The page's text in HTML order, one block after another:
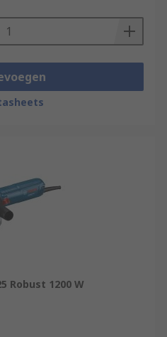
Robust 1200 W